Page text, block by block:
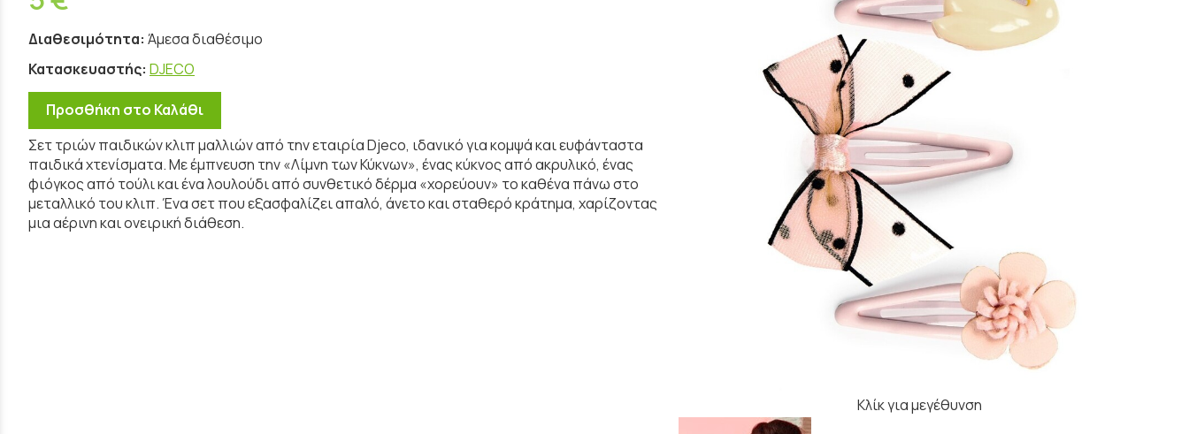
Κλίκ για μεγέθυνση
Διαθεσιμότητα: Άμεσα διαθέσιμο
Κατασκευαστής: DJECO
Προσθήκη στο Καλάθι
Σετ τριών παιδικών κλιπ μαλλιών από την εταιρία Djeco, ιδανικό για κομψά και ευφάνταστα
παιδικά χτενίσματα. Με έμπνευση την «Λίμνη των Κύκνων», ένας κύκνος από ακρυλικό, ένας
φιόγκος από τούλι και ένα λουλούδι από συνθετικό δέρμα «χορεύουν» το καθένα πάνω στο
μεταλλικό του κλιπ. Ένα σετ που εξασφαλίζει απαλό, άνετο και σταθερό κράτημα, χαρίζοντας
μια αέρινη και ονειρική διάθεση.